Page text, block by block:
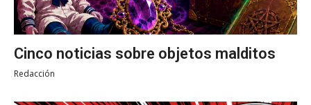
Cinco noticias sobre objetos malditos
Redacción